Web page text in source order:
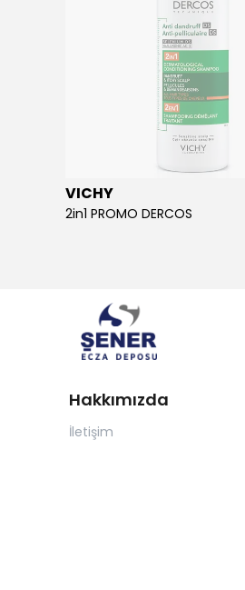
VICHY
2in1 PROMO DERCOS
Hakkımızda
İletişim